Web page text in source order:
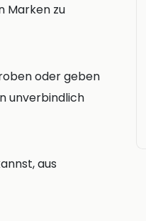
Marken zu
oder geben
unverbindlich
aus